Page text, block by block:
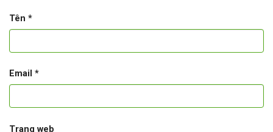
Tên *
Email *
Trang web